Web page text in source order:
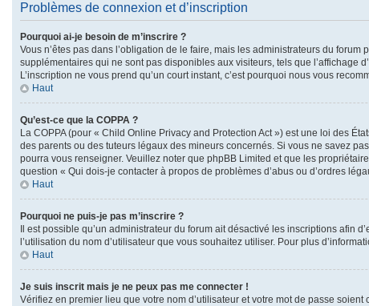
Problèmes de connexion et d’inscription
Pourquoi ai-je besoin de m’inscrire ?
Vous n’êtes pas dans l’obligation de le faire, mais les administrateurs du
supplémentaires qui ne sont pas disponibles aux visiteurs, tels que l’affichage
L’inscription ne vous prend qu’un court instant, c’est pourquoi nous vous
Haut
Qu’est-ce que la COPPA ?
La COPPA (pour « Child Online Privacy and Protection Act ») est une loi des
des parents ou des tuteurs légaux des mineurs concernés. Si vous ne savez
pourra vous renseigner. Veuillez noter que phpBB Limited et que les
question « Qui dois-je contacter à propos de problèmes d’abus ou d’ordres
Haut
Pourquoi ne puis-je pas m’inscrire ?
Il est possible qu’un administrateur du forum ait désactivé les inscriptions afin
l’utilisation du nom d’utilisateur que vous souhaitez utiliser. Pour plus
Haut
Je suis inscrit mais je ne peux pas me connecter !
Vérifiez en premier lieu que votre nom d’utilisateur et votre mot de passe